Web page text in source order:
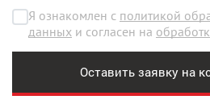
Я ознакомлен с политикой
данных и согласен на
Оставить заявку на